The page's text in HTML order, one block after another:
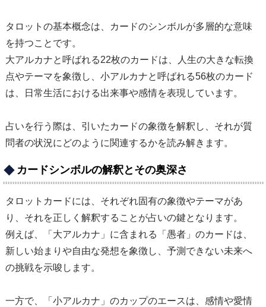
タロットの基本概念は、カードのシンボルが多層的な意味
を持つことです。
大アルカナと呼ばれる22枚のカードは、人生の大きな転換
点やテーマを象徴し、小アルカナと呼ばれる56枚のカード
は、日常生活における出来事や感情を表現しています。
占いを行う際は、引いたカードの象徴を解釈し、それが質
問者の状況にどのように関連するかを読み解きます。
カードシンボルの解釈とその奥深さ
タロットカードには、それぞれ固有の象徴やテーマがあ
り、それを正しく解釈することが占いの鍵となります。
例えば、「大アルカナ」に含まれる「愚者」のカードは、
新しい始まりや自由な発想を象徴し、予測できない未来へ
の挑戦を示唆します。
一方で、「小アルカナ」のカップのエースは、感情や愛情